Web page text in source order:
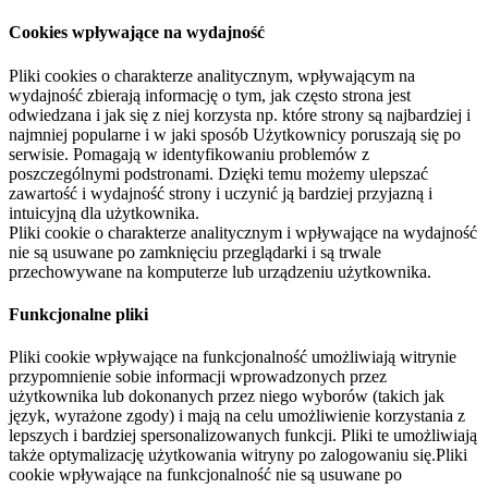
Cookies wpływające na wydajność
Pliki cookies o charakterze analitycznym, wpływającym na
wydajność zbierają informację o tym, jak często strona jest
odwiedzana i jak się z niej korzysta np. które strony są najbardziej i
najmniej popularne i w jaki sposób Użytkownicy poruszają się po
serwisie. Pomagają w identyfikowaniu problemów z
poszczególnymi podstronami. Dzięki temu możemy ulepszać
zawartość i wydajność strony i uczynić ją bardziej przyjazną i
intuicyjną dla użytkownika.
Pliki cookie o charakterze analitycznym i wpływające na wydajność
nie są usuwane po zamknięciu przeglądarki i są trwale
przechowywane na komputerze lub urządzeniu użytkownika.
Funkcjonalne pliki
Pliki cookie wpływające na funkcjonalność umożliwiają witrynie
przypomnienie sobie informacji wprowadzonych przez
użytkownika lub dokonanych przez niego wyborów (takich jak
język, wyrażone zgody) i mają na celu umożliwienie korzystania z
lepszych i bardziej spersonalizowanych funkcji. Pliki te umożliwiają
także optymalizację użytkowania witryny po zalogowaniu się.Pliki
cookie wpływające na funkcjonalność nie są usuwane po